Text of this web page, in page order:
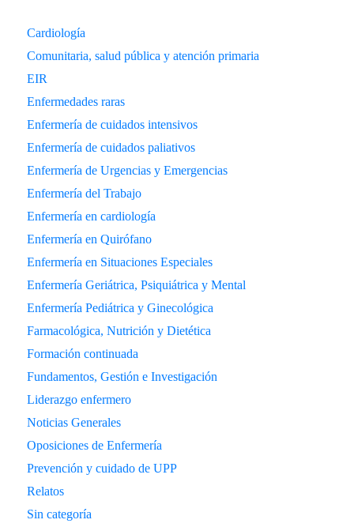
Cardiología
Comunitaria, salud pública y atención primaria
EIR
Enfermedades raras
Enfermería de cuidados intensivos
Enfermería de cuidados paliativos
Enfermería de Urgencias y Emergencias
Enfermería del Trabajo
Enfermería en cardiología
Enfermería en Quirófano
Enfermería en Situaciones Especiales
Enfermería Geriátrica, Psiquiátrica y Mental
Enfermería Pediátrica y Ginecológica
Farmacológica, Nutrición y Dietética
Formación continuada
Fundamentos, Gestión e Investigación
Liderazgo enfermero
Noticias Generales
Oposiciones de Enfermería
Prevención y cuidado de UPP
Relatos
Sin categoría